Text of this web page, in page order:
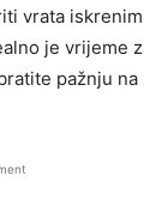
vrata
je vrijeme
pažnju